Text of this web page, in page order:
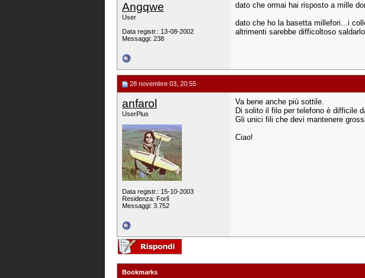
Angqwe
User
Data registr.: 13-08-2002
Messaggi: 238
dato che ormai hai risposto a mille
dato che ho la basetta millefori...i
altrimenti sarebbe difficoltoso
28 novembre 03, 20:55
anfarol
UserPlus
Data registr.: 15-10-2003
Residenza: Forlì
Messaggi: 3.752
Va bene anche più sottile.
Di solito il filo per telefono è difficile
Gli unici fili che devi mantenere
Ciao!
Bookmarks